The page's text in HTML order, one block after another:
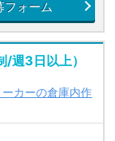
フォーム
/週3日以上）
カーの倉庫内作